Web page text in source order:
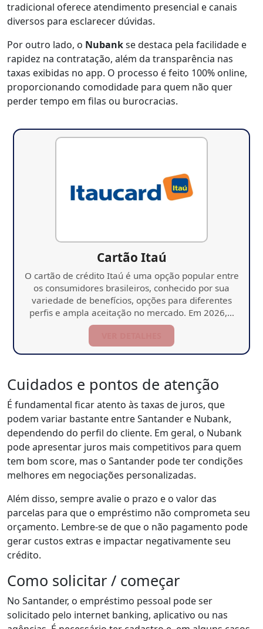
tradicional oferece atendimento presencial e canais
diversos para esclarecer dúvidas.
Por outro lado, o Nubankse destaca pela facilidade e
rapidez na contratação, além da transparência nas
taxas exibidas no app. O processo é feito 100% online,
proporcionando comodidade para quem não quer
perder tempo em filas ou burocracias.
Cartão Itaú
O cartão de crédito Itaú é uma opção popular entre
os consumidores brasileiros, conhecido por sua
variedade de benefícios, opções para diferentes
perfis e ampla aceitação no mercado. Em 2026,…
Cuidados e pontos de atenção
É fundamental ficar atento às taxas de juros, que
podem variar bastante entre Santander e Nubank,
dependendo do perfil do cliente. Em geral, o Nubank
pode apresentar juros mais competitivos para quem
tem bom score, mas o Santander pode ter condições
melhores em negociações personalizadas.
Além disso, sempre avalie o prazo e o valor das
parcelas para que o empréstimo não comprometa seu
orçamento. Lembre-se de que o não pagamento pode
gerar custos extras e impactar negativamente seu
crédito.
Como solicitar / começar
No Santander, o empréstimo pessoal pode ser
solicitado pelo internet banking, aplicativo ou nas